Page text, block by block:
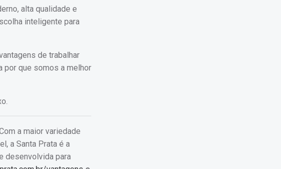
alta qualidade e
inteligente para
de trabalhar
por que somos a melhor
a maior variedade
a Santa Prata é a
desenvolvida para